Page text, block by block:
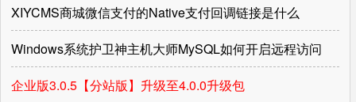
XIYCMS商城微信支付的Native支付回调链接是什么
Windows系统护卫神主机大师MySQL如何开启远程访问
企业版3.0.5【分站版】升级至4.0.0升级包